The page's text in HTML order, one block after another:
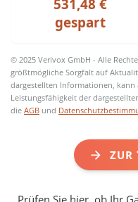
531,48 €
gespart
© 2025 Verivox GmbH - Alle
größtmögliche Sorgfalt auf
dargestellten Informationen, kann
Leistungsfähigkeit der
dieAGB und
ZUR